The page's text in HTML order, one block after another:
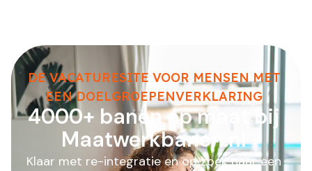
DE VACATURESITE VOOR MENSEN MET
EEN DOELGROEPENVERKLARING
4000+ banen op maat bij
Maatwerkbanen.nl
Klaar met re-integratie en op zoek naar een